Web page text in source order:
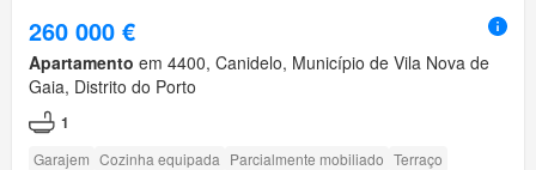
260 000 €
Apartamento em 4400, Canidelo, Município de Vila Nova de
Gaia, Distrito do Porto
1
Garajem Cozinha equipada Parcialmente mobiliado Terraço